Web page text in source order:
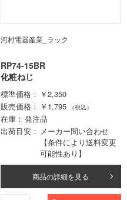
河村電器産業_ラック
RP74-15BR
化粧ねじ
標準価格
￥2,350
販売価格
￥1,795 （税込）
在庫
発注品
出荷目安
メーカー問い合わせ
【条件により送料変更
可能性あり】
商品の詳細を見る